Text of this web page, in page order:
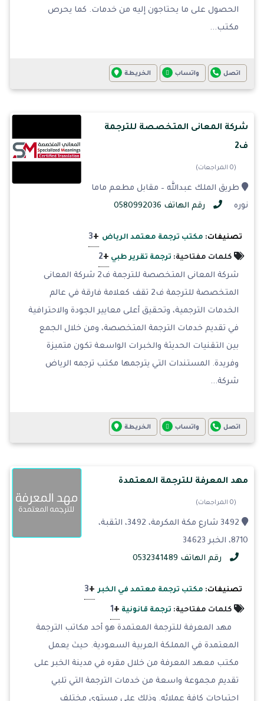
الحصول على ما يحتاجون إليه من خدمات. كما يحرص
مكتب...
اتصل واتساب الخريطة
شركة المعانى المتخصصة للترجمة
ف2
(0 المراجعات)
طريق الملك عبدالله – مقابل مطعم ماما
نوره
رقم الهاتف 0580992036
تصنيفات: مكتب ترجمة معتمد الرياض +
3
كلمات مفتاحية: ترجمة تقرير طبي +
2
شركة المعانى المتخصصة للترجمة ف2 شركة المعانى
المتخصصة للترجمة ف2 تقف كعلامة فارقة في عالم
الخدمات الترجمية، وتحقيق أعلى معايير الجودة والاحترافية
في تقديم خدمات الترجمة المتخصصة، ومن خلال الجمع
بين التقنيات الحديثة والخبرات الواسعة تكون متميزة
وفريدة. المستندات التي يترجمها مكتب ترجمه الرياض
شركة...
اتصل واتساب الخريطة
مهد المعرفة للترجمة المعتمدة
(0 المراجعات)
3492 شارع مكة المكرمة، 3492، الثقبة،
8710، الخبر 34623
رقم الهاتف 0532341489
تصنيفات: مكتب ترجمة معتمد في الخبر +
3
كلمات مفتاحية: ترجمة قانونية +
1
مهد المعرفة للترجمة المعتمدة هو أحد مكاتب الترجمة
المعتمدة في المملكة العربية السعودية. حيث يعمل
مكتب معهد المعرفة من خلال مقره في مدينة الخبر على
تقديم مجموعة واسعة من خدمات الترجمة التي تلبي
احتياجات كافة عملائه. وذلك على مستوى مختلف